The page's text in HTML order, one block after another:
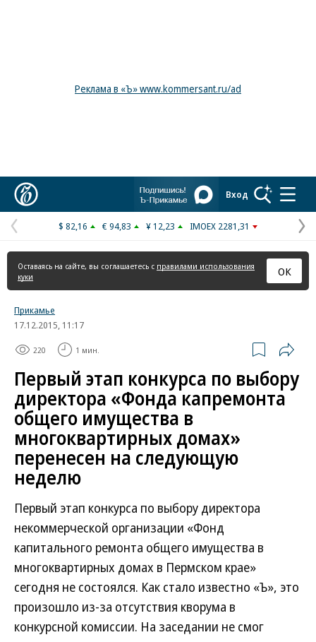
Реклама в «Ъ» www.kommersant.ru/ad
Вход
Предыдущая
страница
$ 82,16 € 94,83 ¥ 12,23 IMOEX 2281,31
Оставаясь на сайте, вы соглашаетесь с правилами использования
куки
ОК
Прикамье
17.12.2015, 11:17
220 1 мин.
Первый этап конкурса по выбору
директора «Фонда капремонта
общего имущества в
многоквартирных домах»
перенесен на следующую
неделю
Первый этап конкурса по выбору директора
некоммерческой организации «Фонд
капитального ремонта общего имущества в
многоквартирных домах в Пермском крае»
сегодня не состоялся. Как стало известно «Ъ», это
произошло из-за отсутствия кворума в
конкурсной комиссии. На заседании не смог